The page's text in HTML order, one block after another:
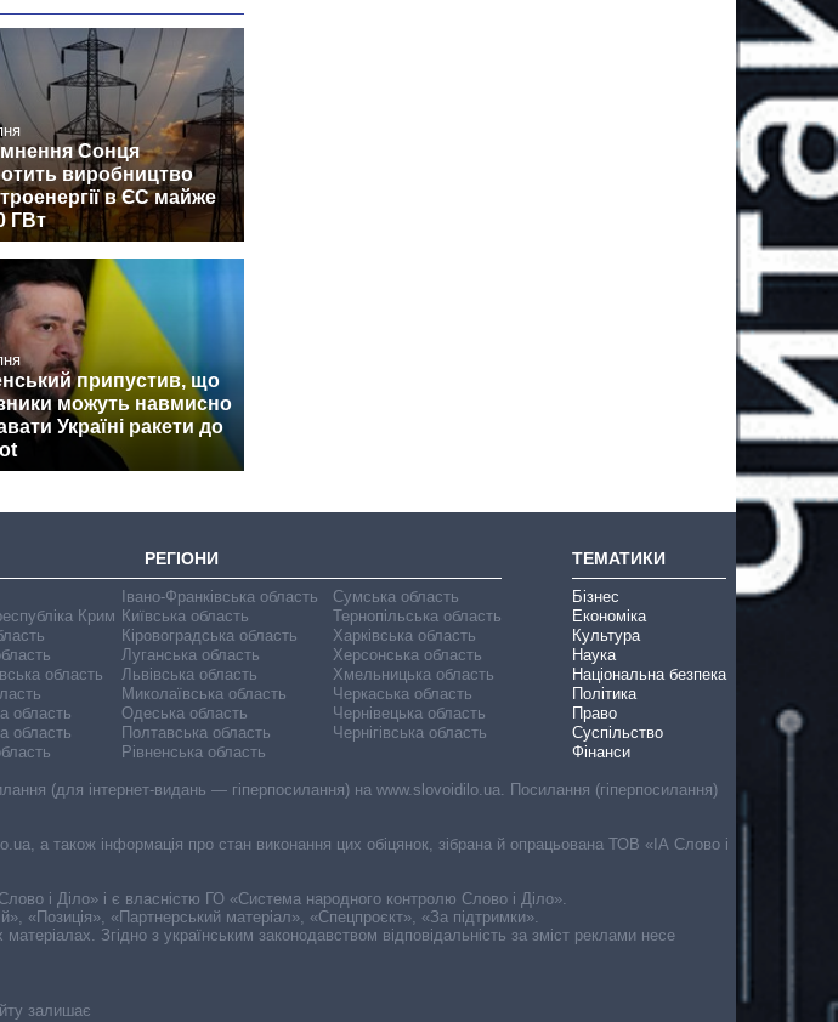
Сонця
виробництво
в ЄС майже
ГВт
припустив, що
можуть навмисно
Україні ракети до
РЕГІОНИ
Крим
область
область
область
Івано-Франківська область
Київська область
Кіровоградська область
Луганська область
Львівська область
Миколаївська область
Одеська область
Полтавська область
Рівненська область
Сумська область
Тернопільська область
Харківська область
Херсонська область
Хмельницька область
Черкаська область
Чернівецька область
Чернігівська область
ТЕМАТИКИ
Бізнес
Економіка
Культура
Наука
Національна безпека
Політика
Право
Суспільство
Фінанси
залишає
(для інтернет-видань — гіперпосилання) на www.slovoidilo.ua. Посилання (гіперпосилання)
а також інформація про стан виконання цих обіцянок, зібрана й опрацьована ТОВ «ІА Слово і
і Діло» і є власністю ГО «Система народного контролю Слово і Діло».
«Позиція», «Партнерський матеріал», «Спецпроєкт», «За підтримки».
Згідно з українським законодавством відповідальність за зміст реклами несе